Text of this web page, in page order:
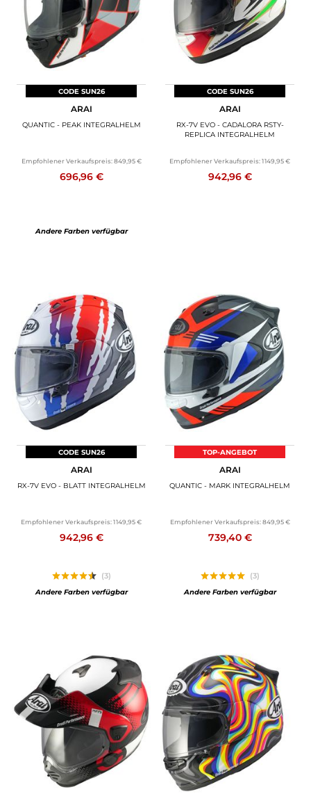
CODE SUN26
ARAI
QUANTIC - PEAK INTEGRALHELM
Empfohlener Verkaufspreis: 849,95 €
696,96 €
Andere Farben verfügbar
CODE SUN26
ARAI
RX-7V EVO - CADALORA RSTY-
REPLICA INTEGRALHELM
Empfohlener Verkaufspreis:1 149,95 €
942,96 €
CODE SUN26
ARAI
RX-7V EVO - BLATT INTEGRALHELM
Empfohlener Verkaufspreis:1 149,95 €
942,96 €
(3)
Andere Farben verfügbar
TOP-ANGEBOT
ARAI
QUANTIC - MARK INTEGRALHELM
Empfohlener Verkaufspreis: 849,95 €
739,40 €
(3)
Andere Farben verfügbar